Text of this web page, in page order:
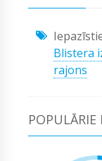
Blistera
rajons
POPULĀRIE